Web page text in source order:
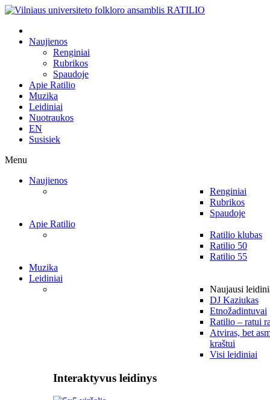
Naujienos
Renginiai
Rubrikos
Spaudoje
Apie Ratilio
Muzika
Leidiniai
Nuotraukos
EN
Susisiek
Menu
Naujienos
Renginiai
Rubrikos
Spaudoje
Apie Ratilio
Ratilio klubas
Ratilio 50
Ratilio 55
Muzika
Leidiniai
Naujausi
DJ Kaziukas
Etnožadintuvai
Ratilio – ratui
Atviras, bet
kraštui
Visi leidiniai
Interaktyvus leidinys